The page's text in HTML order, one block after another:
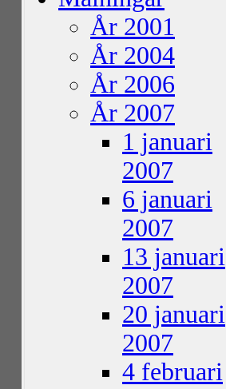
År 2001
År 2004
År 2006
År 2007
1 januari
2007
6 januari
2007
13 januari
2007
20 januari
2007
4 februari